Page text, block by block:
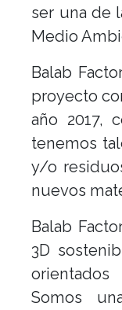
ser una de
Medio
Balab
proyecto
año 2017,
tenemos
y/o
nuevos
Balab
3D
Somos